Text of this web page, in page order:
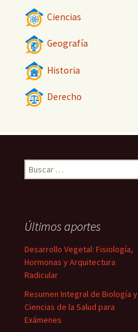
Ciencias
Geografía
Historia
Derecho
Buscar:
Últimos aportes
Desarrollo Vegetal: Fisiología,
Hormonas y Arquitectura
Radicular
Resumen Integral de Biología y
Ciencias de la Salud para
Exámenes